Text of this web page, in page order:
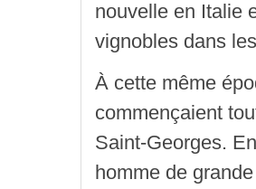
nouvelle en Italie
vignobles dans
À cette même
commençaient
Saint-Georges.
homme de